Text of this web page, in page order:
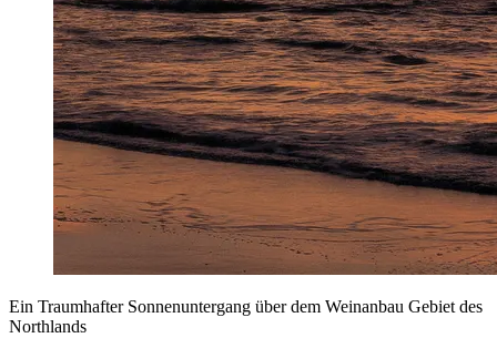
Ein Traumhafter Sonnenuntergang über dem Weinanbau Gebiet des
Northlands